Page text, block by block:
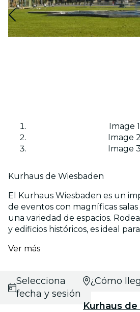
Image 1
Image 2
Image 3
Kurhaus de Wiesbaden
El Kurhaus Wiesbaden es un
de eventos con magníficas salas
una variedad de espacios.
y edificios históricos, es ideal
Ver más
Selecciona
fecha y sesión
¿Cómo
Kurhaus